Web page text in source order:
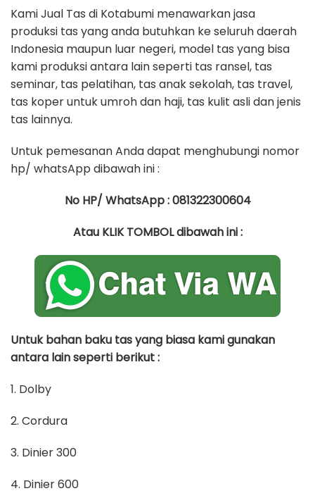
Kami Jual Tas di Kotabumi menawarkan jasa
produksi tas yang anda butuhkan ke seluruh daerah
Indonesia maupun luar negeri, model tas yang bisa
kami produksi antara lain seperti tas ransel, tas
seminar, tas pelatihan, tas anak sekolah, tas travel,
tas koper untuk umroh dan haji, tas kulit asli dan jenis
tas lainnya.
Untuk pemesanan Anda dapat menghubungi nomor
hp/ whatsApp dibawah ini :
No HP/ WhatsApp : 081322300604
Atau KLIK TOMBOL dibawah ini :
Untuk bahan baku tas yang biasa kami gunakan
antara lain seperti berikut :
1. Dolby
2. Cordura
3. Dinier 300
4. Dinier 600